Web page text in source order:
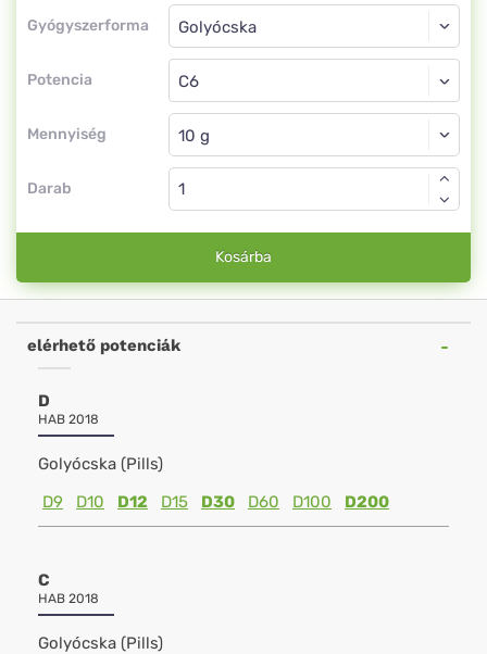
Gyógyszerforma
Gyógyszerforma
Potencia
Golyócska
C6
Mennyiség
Golyócska
Darab
Kosárba
elérhető potenciák
D
HAB 2018
Golyócska (Pills)
D9
D10 D12 D15 D30 D60 D100 D200
C
HAB 2018
Golyócska (Pills)